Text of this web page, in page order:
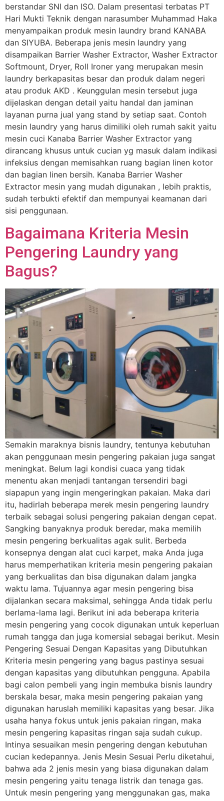
berstandar SNI dan ISO. Dalam presentasi terbatas PT
Hari Mukti Teknik dengan narasumber Muhammad Haka
menyampaikan produk mesin laundry brand KANABA
dan SIYUBA. Beberapa jenis mesin laundry yang
disampaikan Barrier Washer Extractor, Washer Extractor
Softmount, Dryer, Roll Ironer yang merupakan mesin
laundry berkapasitas besar dan produk dalam negeri
atau produk AKD . Keunggulan mesin tersebut juga
dijelaskan dengan detail yaitu handal dan jaminan
layanan purna jual yang stand by setiap saat. Contoh
mesin laundry yang harus dimiliki oleh rumah sakit yaitu
mesin cuci Kanaba Barrier Washer Extractor yang
dirancang khusus untuk cucian yg masuk dalam indikasi
infeksius dengan memisahkan ruang bagian linen kotor
dan bagian linen bersih. Kanaba Barrier Washer
Extractor mesin yang mudah digunakan , lebih praktis,
sudah terbukti efektif dan mempunyai keamanan dari
sisi penggunaan.
Bagaimana Kriteria Mesin
Pengering Laundry yang
Bagus?
Semakin maraknya bisnis laundry, tentunya kebutuhan
akan penggunaan mesin pengering pakaian juga sangat
meningkat. Belum lagi kondisi cuaca yang tidak
menentu akan menjadi tantangan tersendiri bagi
siapapun yang ingin mengeringkan pakaian. Maka dari
itu, hadirlah beberapa merek mesin pengering laundry
terbaik sebagai solusi pengering pakaian dengan cepat.
Sangking banyaknya produk beredar, maka memilih
mesin pengering berkualitas agak sulit. Berbeda
konsepnya dengan alat cuci karpet, maka Anda juga
harus memperhatikan kriteria mesin pengering pakaian
yang berkualitas dan bisa digunakan dalam jangka
waktu lama. Tujuannya agar mesin pengering bisa
dijalankan secara maksimal, sehingga Anda tidak perlu
berlama-lama lagi. Berikut ini ada beberapa kriteria
mesin pengering yang cocok digunakan untuk keperluan
rumah tangga dan juga komersial sebagai berikut. Mesin
Pengering Sesuai Dengan Kapasitas yang Dibutuhkan
Kriteria mesin pengering yang bagus pastinya sesuai
dengan kapasitas yang dibutuhkan pengguna. Apabila
bagi calon pembeli yang ingin membuka bisnis laundry
berskala besar, maka mesin pengering pakaian yang
digunakan haruslah memiliki kapasitas yang besar. Jika
usaha hanya fokus untuk jenis pakaian ringan, maka
mesin pengering kapasitas ringan saja sudah cukup.
Intinya sesuaikan mesin pengering dengan kebutuhan
cucian kedepannya. Jenis Mesin Sesuai Perlu diketahui,
bahwa ada 2 jenis mesin yang biasa digunakan dalam
mesin pengering yaitu tenaga listrik dan tenaga gas.
Untuk mesin pengering yang menggunakan gas, maka